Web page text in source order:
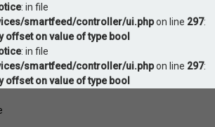
: in file
smartfeed/controller/ui.phpon line 297:
offset on value of type bool
: in file
smartfeed/controller/ui.phpon line 297:
offset on value of type bool